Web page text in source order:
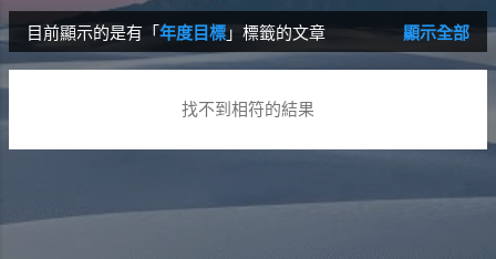
發
章
目前顯示的是有「 年度目標 」標籤的文章 顯示全部
找不到相符的結果